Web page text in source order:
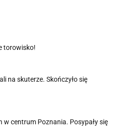
torowisko!
na skuterze. Skończyło się
w centrum Poznania. Posypały się